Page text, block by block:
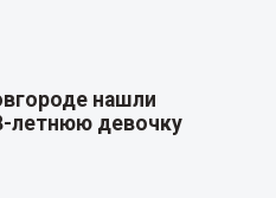
нашли
летнюю девочку